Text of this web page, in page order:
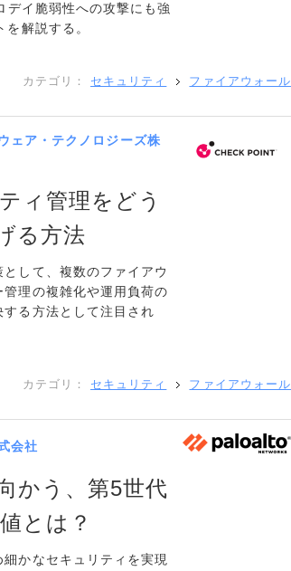
デイ脆弱性への攻撃にも強
解説する。
カテゴリ： セキュリティ ファイアウォール
ェア・テクノロジーズ株
ィ管理をどう
る方法
して、複数のファイアウ
理の複雑化や運用負荷の
る方法として注目され
カテゴリ： セキュリティ ファイアウォール
会社
かう、第5世代
とは？
かなセキュリティを実現